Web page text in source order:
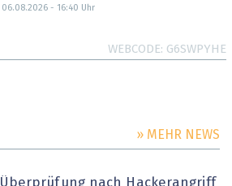
06.08.2026 - 16:40 Uhr
WEBCODE G6SWPYHE
» MEHR NEWS